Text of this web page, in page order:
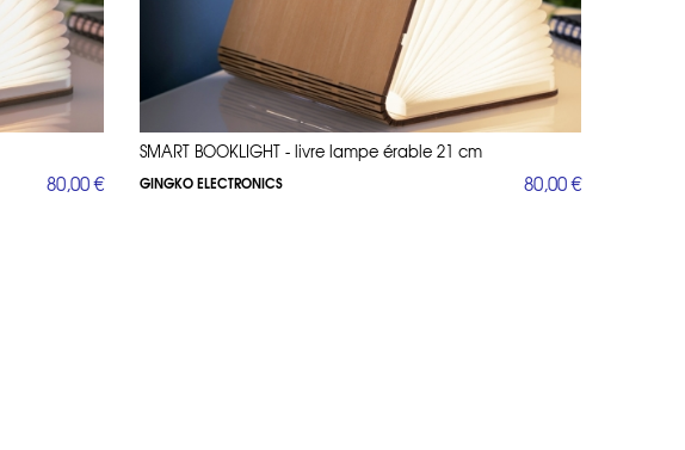
80,00 €
SMART BOOKLIGHT - livre lampe érable 21 cm
GINGKO ELECTRONICS 80,00 €